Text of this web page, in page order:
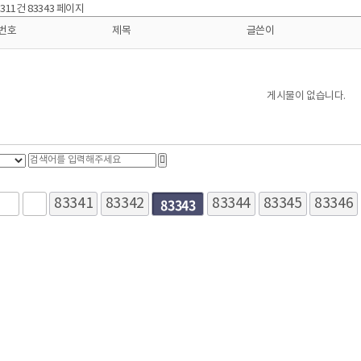
건 83343 페이지
호
제목 글쓴이
게시물이 없습니다.
83341 83342 83343 83344 83345 83346
다음맨끝